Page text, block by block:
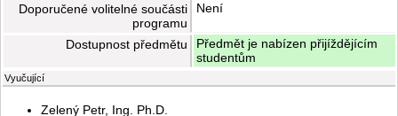
Doporučené volitelné součásti
programu
Není
Dostupnost předmětu
Předmět je nabízen přijíždějícím
studentům
Vyučující
Zelený Petr, Ing. Ph.D.